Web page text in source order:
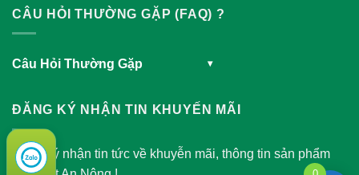
CÂU HỎI THƯỜNG GẶP (FAQ) ?
Câu Hỏi Thường Gặp ▾
ĐĂNG KÝ NHẬN TIN KHUYẾN MÃI
Đăng ký nhận tin tức về khuyễn mãi, thông tin sản phẩm